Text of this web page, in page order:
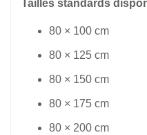
Tailles standards
80 × 100 cm
80 × 125 cm
80 × 150 cm
80 × 175 cm
80 × 200 cm